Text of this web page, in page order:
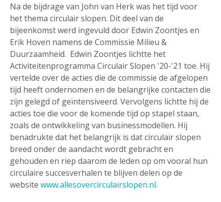
Na de bijdrage van John van Herk was het tijd voor
het thema circulair slopen. Dit deel van de
bijeenkomst werd ingevuld door Edwin Zoontjes en
Erik Hoven namens de Commissie Milieu &
Duurzaamheid. Edwin Zoontjes lichtte het
Activiteitenprogramma Circulair Slopen '20-'21 toe. Hij
vertelde over de acties die de commissie de afgelopen
tijd heeft ondernomen en de belangrijke contacten die
zijn gelegd of geïntensiveerd. Vervolgens lichtte hij de
acties toe die voor de komende tijd op stapel staan,
zoals de ontwikkeling van businessmodellen. Hij
benadrukte dat het belangrijk is dat circulair slopen
breed onder de aandacht wordt gebracht en
gehouden en riep daarom de leden op om vooral hun
circulaire succesverhalen te blijven delen op de
website www.allesovercirculairslopen.nl.